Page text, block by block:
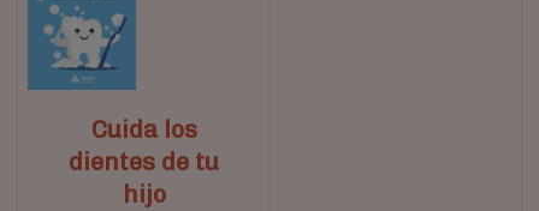
Cuida los
dientes de tu
hijo